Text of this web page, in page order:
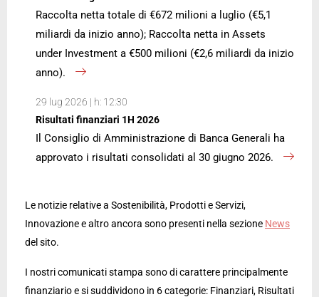
Raccolta netta totale di €672 milioni a luglio (€5,1
miliardi da inizio anno); Raccolta netta in Assets
under Investment a €500 milioni (€2,6 miliardi da inizio
anno).
29 lug 2026 | h: 12:30
Risultati finanziari 1H 2026
Il Consiglio di Amministrazione di Banca Generali ha
approvato i risultati consolidati al 30 giugno 2026.
Le notizie relative a Sostenibilità, Prodotti e Servizi,
Innovazione e altro ancora sono presenti nella sezione News
del sito.
I nostri comunicati stampa sono di carattere principalmente
finanziario e si suddividono in 6 categorie: Finanziari, Risultati